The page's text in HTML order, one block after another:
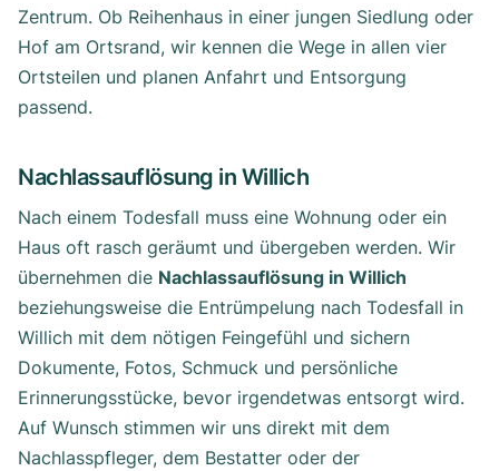
Zentrum. Ob Reihenhaus in einer jungen Siedlung oder
Hof am Ortsrand, wir kennen die Wege in allen vier
Ortsteilen und planen Anfahrt und Entsorgung
passend.
Nachlassauflösung in Willich
Nach einem Todesfall muss eine Wohnung oder ein
Haus oft rasch geräumt und übergeben werden. Wir
übernehmen die Nachlassauflösung in Willich
beziehungsweise die Entrümpelung nach Todesfall in
Willich mit dem nötigen Feingefühl und sichern
Dokumente, Fotos, Schmuck und persönliche
Erinnerungsstücke, bevor irgendetwas entsorgt wird.
Auf Wunsch stimmen wir uns direkt mit dem
Nachlasspfleger, dem Bestatter oder der